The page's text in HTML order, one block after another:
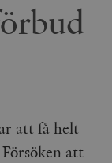
att få helt
att